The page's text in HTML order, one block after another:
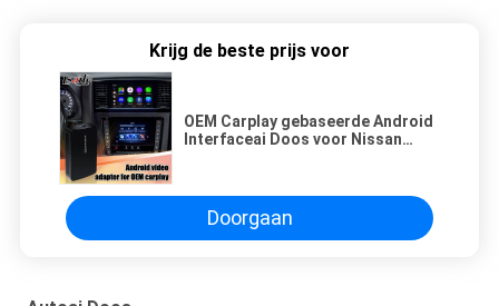
Krijg de beste prijs voor
OEM Carplay gebaseerde Android
Interfaceai Doos voor Nissan
Doorgaan